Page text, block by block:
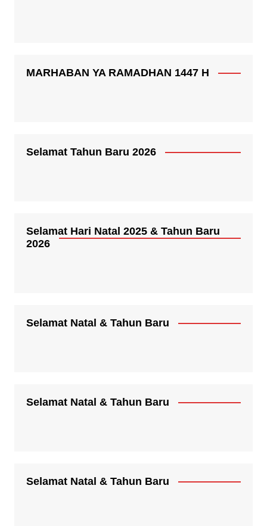
MARHABAN YA RAMADHAN 1447 H
Selamat Tahun Baru 2026
Selamat Hari Natal 2025 & Tahun Baru
2026
Selamat Natal & Tahun Baru
Selamat Natal & Tahun Baru
Selamat Natal & Tahun Baru